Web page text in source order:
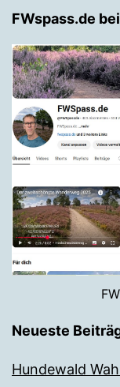
FWspass.de
Neueste
Hundewald